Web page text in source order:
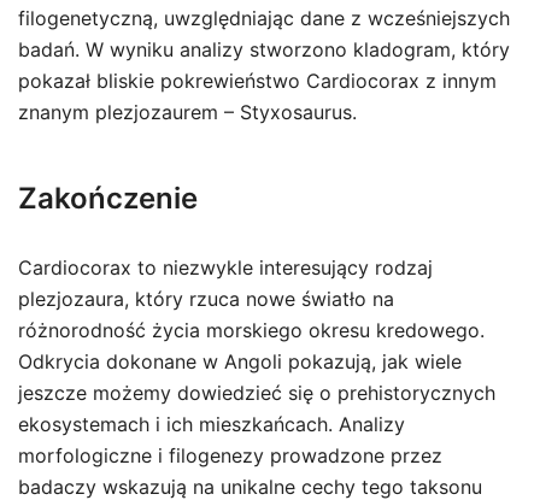
filogenetyczną, uwzględniając dane z wcześniejszych
badań. W wyniku analizy stworzono kladogram, który
pokazał bliskie pokrewieństwo Cardiocorax z innym
znanym plezjozaurem – Styxosaurus.
Zakończenie
Cardiocorax to niezwykle interesujący rodzaj
plezjozaura, który rzuca nowe światło na
różnorodność życia morskiego okresu kredowego.
Odkrycia dokonane w Angoli pokazują, jak wiele
jeszcze możemy dowiedzieć się o prehistorycznych
ekosystemach i ich mieszkańcach. Analizy
morfologiczne i filogenezy prowadzone przez
badaczy wskazują na unikalne cechy tego taksonu